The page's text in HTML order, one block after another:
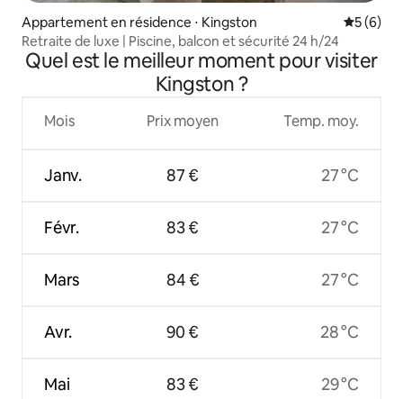
Appartement en résidence ⋅ Kingston
5 (6)
Retraite de luxe | Piscine, balcon et sécurité 24 h/24
Quel est le meilleur moment pour visiter
Kingston ?
Mois
Janv.
Févr.
Mars
Avr.
Mai
Prix moyen
87 €
83 €
84 €
90 €
83 €
Temp. moy.
27 °C
27 °C
27 °C
28 °C
29 °C